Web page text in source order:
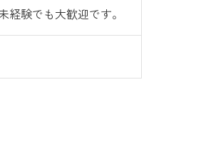
験でも大歓迎です。